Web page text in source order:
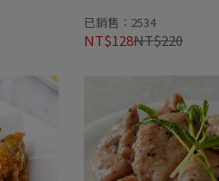
已銷售：2534
NT$128NT$220